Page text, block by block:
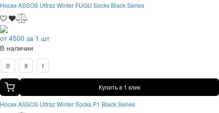
Носки ASSOS Ultraz Winter FUGU Socks Black Series
от 4500 за 1 шт
В наличии
0 II I
Купить в 1 клик
Носки ASSOS Ultraz Winter Socks P1 Black Series